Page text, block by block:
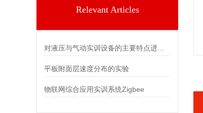
Relevant Articles
对液压与气动实训设备的主要特点进行详细解说
平板附面层速度分布的实验
物联网综合应用实训系统Zigbee